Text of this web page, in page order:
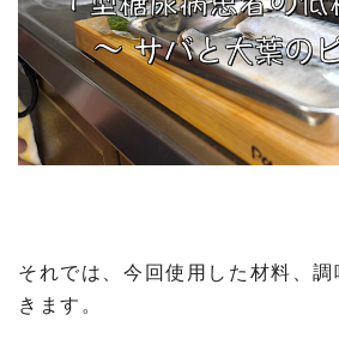
それでは、今回使用した材料、
きます。